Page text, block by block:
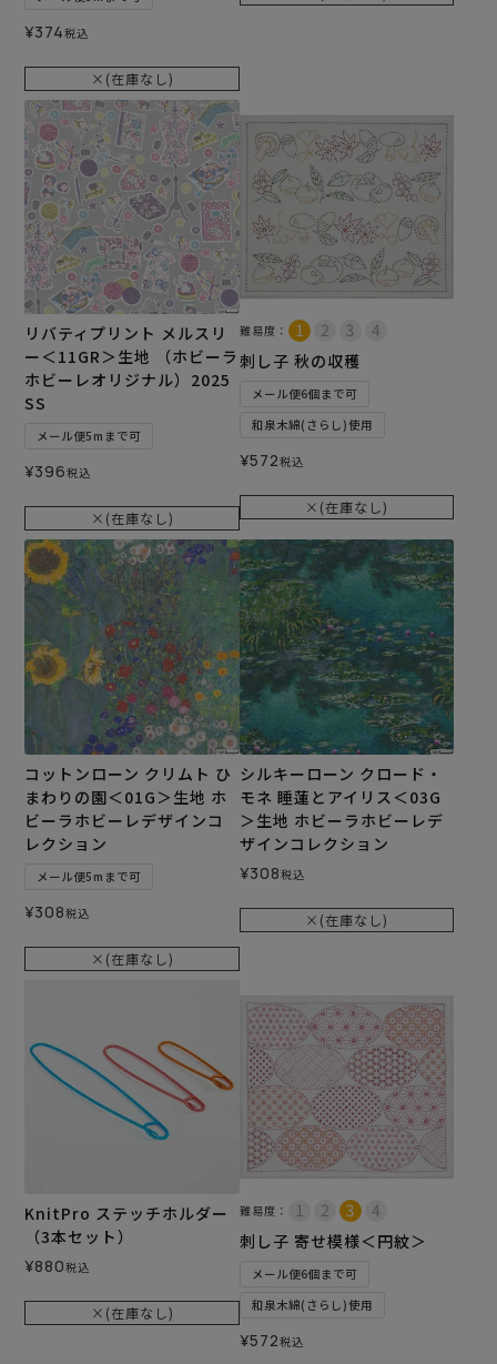
¥374税込
×(在庫なし)
リバティプリント メルスリ
ー＜11GR＞生地 （ホビーラ
ホビーレオリジナル）2025
SS
メール便5mまで可
¥396税込
×(在庫なし)
難易度：
刺し子 秋の収穫
メール便6個まで可
和泉木綿(さらし)使用
¥572税込
×(在庫なし)
コットンローン クリムト ひ
まわりの園＜01G＞生地 ホ
ビーラホビーレデザインコ
レクション
メール便5mまで可
¥308税込
×(在庫なし)
シルキーローン クロード・
モネ 睡蓮とアイリス＜03G
＞生地 ホビーラホビーレデ
ザインコレクション
¥308税込
×(在庫なし)
KnitPro ステッチホルダー
（3本セット）
¥880税込
×(在庫なし)
難易度：
刺し子 寄せ模様＜円紋＞
メール便6個まで可
和泉木綿(さらし)使用
¥572税込